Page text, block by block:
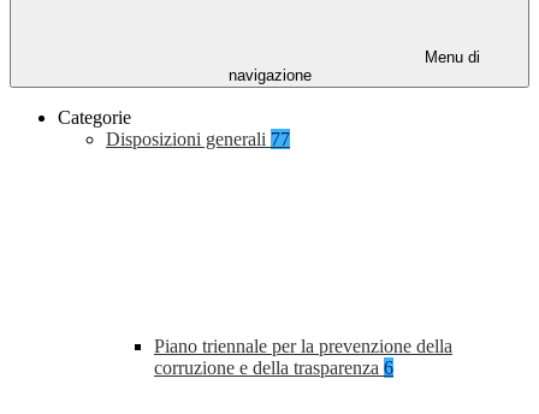
Menu di
navigazione
Categorie
Disposizioni generali 77
Piano triennale per la prevenzione della
corruzione e della trasparenza 6